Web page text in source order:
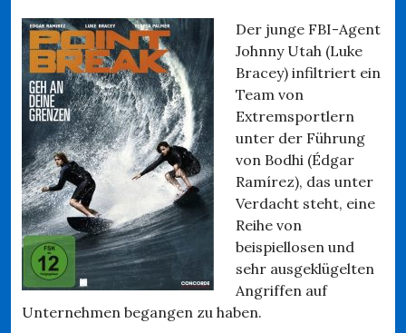
Der junge FBI-Agent
Johnny Utah (Luke
Bracey) infiltriert ein
Team von
Extremsportlern
unter der Führung
von Bodhi (Édgar
Ramírez), das unter
Verdacht steht, eine
Reihe von
beispiellosen und
sehr ausgeklügelten
Angriffen auf
Unternehmen begangen zu haben.